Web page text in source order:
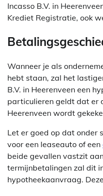
Incasso B.V. in
Krediet Registratie, ook
Wanneer je als
hebt staan, zal het
B.V. in Heerenveen een
particulieren geldt dat er
Heerenveen wordt
Let er goed op dat onder
voor een leaseauto of een
beide gevallen vastzit
termijnbetalingen zal dit
hypotheekaanvraag.